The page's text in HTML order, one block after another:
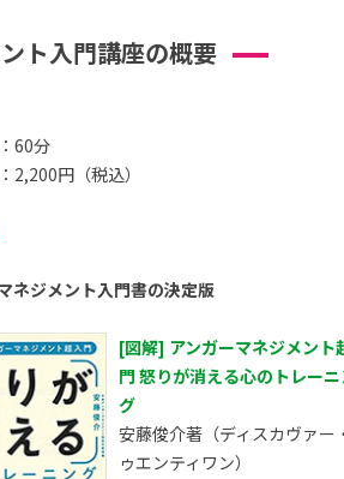
ト入門講座の概要
60分
2,200円（税込）
ネジメント入門書の決定版
[図解] アンガーマネジメント
門 怒りが消える心のトレーニ
グ
安藤俊介著（ディスカヴァー
ゥエンティワン）